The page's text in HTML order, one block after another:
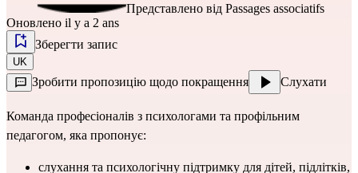
Представлено від Passages associatifs
Оновлено il y a 2 ans
Зберегти запис
UK
Зробити пропозицію щодо покращення Слухати
Команда професіоналів з психологами та профільним
педагогом, яка пропонує:
слухання та психологічну підтримку для дітей, підлітків,